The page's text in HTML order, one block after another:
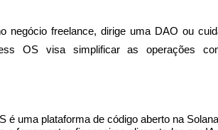
preciosos e commodities
negócio freelance, dirige uma DAO ou
OS visa simplificar as operações
é uma plataforma de código aberto na